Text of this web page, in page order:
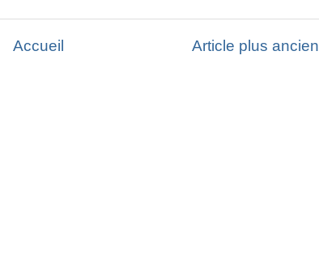
Article plus ancien
Accueil